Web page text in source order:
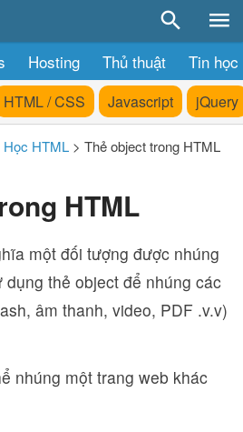
Hosting Thủ thuật Tin học
HTML / CSS Javascript jQuery
Học HTML > Thẻ object trong HTML
HTML
một đối tượng được nhúng
thẻ object để nhúng các
âm thanh, video, PDF .v.v)
nhúng một trang web khác